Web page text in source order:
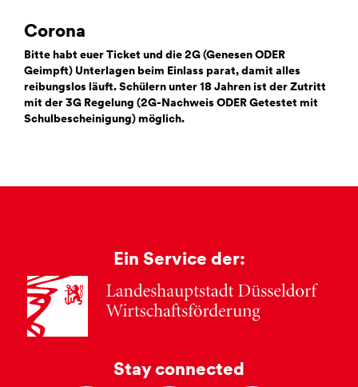
Corona
Bitte habt euer Ticket und die 2G (Genesen ODER
Geimpft) Unterlagen beim Einlass parat, damit alles
reibungslos läuft. Schülern unter 18 Jahren ist der Zutritt
mit der 3G Regelung (2G-Nachweis ODER Getestet mit
Schulbescheinigung) möglich.
Ein Service der:
Stay connected